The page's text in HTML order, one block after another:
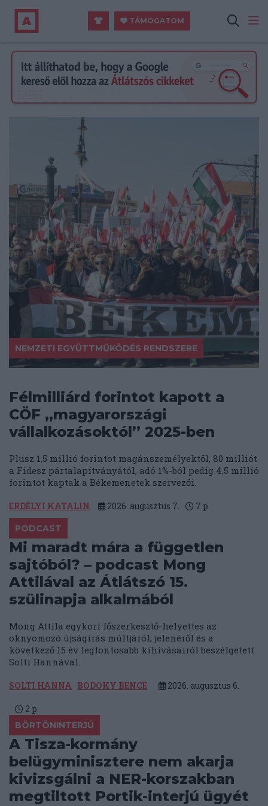
TÁMOGATOM
NEMZETI EGYÜTTMŰKÖDÉS RENDSZERE
Félmilliárd forintot kapott a
CÖF „magyarországi
vállalkozásoktól” 2025-ben
Plusz 1,5 millió forintot magánszemélyektől, 80 milliót
a Fidesz pártalapítványától, adó 1%-ból pedig 4,5 millió
forintot kaptak a Békemenetek szervezői.
ERDÉLYI KATALIN 2026. augusztus 7. 7 p
PODCAST
Mi maradt mára a független
sajtóból? – podcast Mong
Attilával az Átlátszó 15.
szülinapja alkalmából
Mong Attila egykori főszerkesztő-helyettes az
oknyomozó újságírás múltjáról, jelenéről és a
következő 15 év legfontosabb kihívásairól beszélgetett
Solti Hannával.
SOLTI HANNA BODOKY BENCE 2026. augusztus 6.
2 p
BÖRTÖNINTERJÚ
A Tisza-kormány
belügyminisztere nem akarja
kivizsgálni a NER-korszakban
megtiltott Portik-interjú ügyét